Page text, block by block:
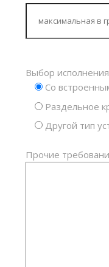
Выбор исполнения
Со
Раздельное
Другой тип
Прочие